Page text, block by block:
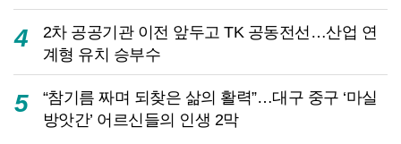
4
2차 공공기관 이전 앞두고 TK 공동전선…산업 연
계형 유치 승부수
5
“참기름 짜며 되찾은 삶의 활력”…대구 중구 ‘마실
방앗간’ 어르신들의 인생 2막